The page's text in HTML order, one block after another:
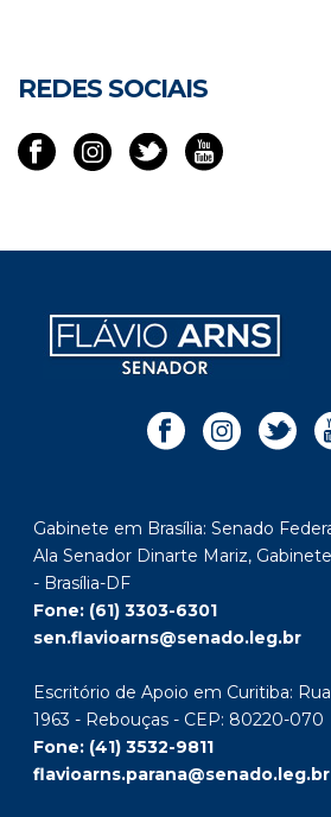
REDES SOCIAIS
Gabinete em Brasília: Senado
Ala Senador Dinarte Mariz,
- Brasília-DF
Fone: (61) 3303-6301
sen.flavioarns@senado.leg.br
Escritório de Apoio em Curitiba:
1963 - Rebouças - CEP: 80220-070
Fone: (41) 3532-9811
flavioarns.parana@senado.leg.br